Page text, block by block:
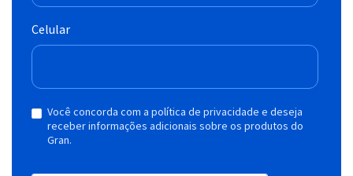
Celular
Você concorda com a política de privacidade e deseja
receber informações adicionais sobre os produtos do
Gran.